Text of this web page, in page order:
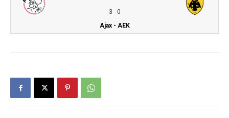
3 - 0
Ajax - AEK